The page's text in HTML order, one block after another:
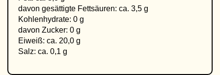
davon gesättigte Fettsäuren: ca. 3,5 g
Kohlenhydrate: 0 g
davon Zucker: 0 g
Eiweiß: ca. 20,0 g
Salz: ca. 0,1 g